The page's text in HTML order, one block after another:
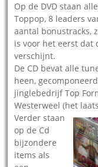
Op de DVD staan
Toppop, 8 leaders
aantal bonustracks,
is voor het eerst dat
verschijnt.
De CD bevat alle
heen,
jinglebedrijf Top
Westerweel (het
Verder staan
op de Cd
bijzondere
items als